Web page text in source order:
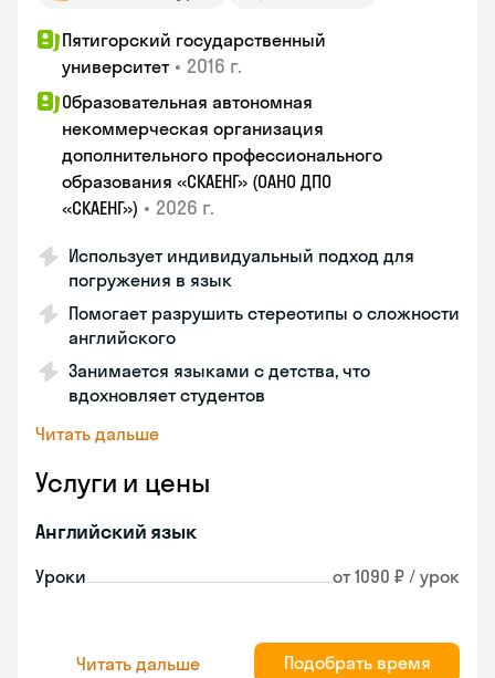
Пятигорский государственный
университет • 2016 г.
Образовательная автономная
некоммерческая организация
дополнительного профессионального
образования «СКАЕНГ» (ОАНО ДПО
«СКАЕНГ») • 2026 г.
Использует индивидуальный подход для
погружения в язык
Помогает разрушить стереотипы о сложности
английского
Занимается языками с детства, что
вдохновляет студентов
Читать дальше
Услуги и цены
Английский язык
Уроки от 1090 ₽ / урок
Читать дальше Подобрать время